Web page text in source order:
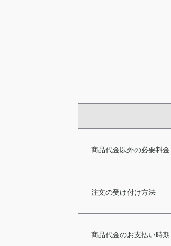
商品代金以外の必要料金
注文の受け付け方法
商品代金のお支払い時期